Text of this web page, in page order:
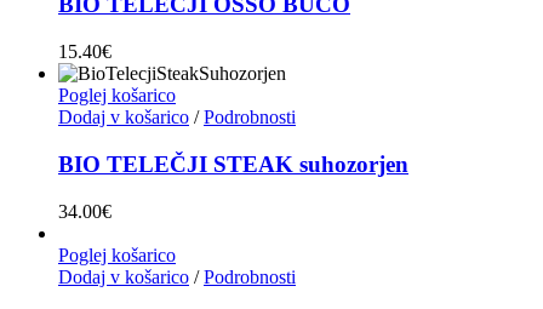
15.40€
Poglej košarico
Dodaj v košarico / Podrobnosti
BIO TELEČJI STEAK suhozorjen
34.00€
Poglej košarico
Dodaj v košarico / Podrobnosti